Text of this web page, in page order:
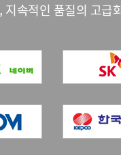
지속적인 품질의 고